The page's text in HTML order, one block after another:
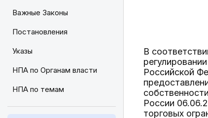
Важные Законы
Постановления
Указы
НПА по Органам власти
НПА по темам
В
Российской
России
торговых